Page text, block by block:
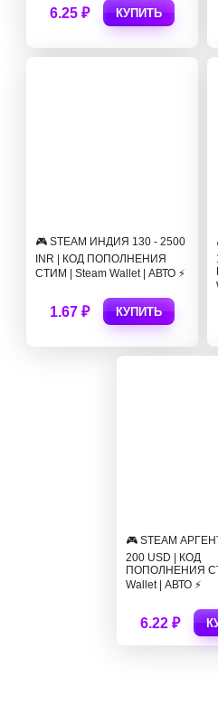
6.25 ₽ КУПИТЬ
🎮 STEAM ИНДИЯ 130 - 2500
INR | КОД ПОПОЛНЕНИЯ
СТИМ | Steam Wallet | АВТО ⚡
1.67 ₽ КУПИТЬ
🎮 STEAM
200 USD | КОД
ПОПОЛНЕНИЯ
Wallet | АВТО ⚡
6.22 ₽